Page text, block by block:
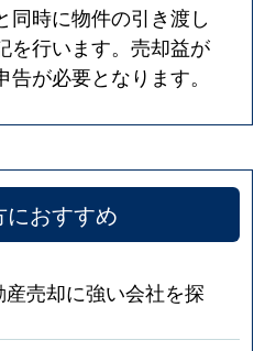
同時に物件の引き渡し
を行います。売却益が
が必要となります。
におすすめ
売却に強い会社を探